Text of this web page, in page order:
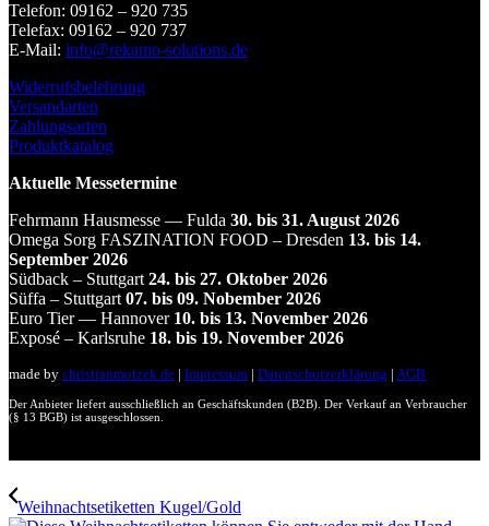
Telefon: 09162 – 920 735
Telefax: 09162 – 920 737
E‑Mail: info@rekamo-solutions.de
Widerrufsbelehrung
Versandarten
Zahlungsarten
Produktkatalog
Aktuelle Messetermine
Fehrmann Hausmesse — Fulda 30. bis 31. August 2026
Omega Sorg FASZINATION FOOD – Dresden 13. bis 14.
September 2026
Südback – Stuttgart 24. bis 27. Oktober 2026
Süffa – Stuttgart 07. bis 09. Nobember 2026
Euro Tier — Hannover 10. bis 13. November 2026
Exposé – Karlsruhe 18. bis 19. November 2026
made by christianmotzek.de | Impressum | Datenschutzerklärung | AGB
Der Anbieter liefert ausschließlich an Geschäftskunden (B2B). Der Verkauf an Verbraucher
(§ 13 BGB) ist ausgeschlossen.
Weihnachtsetiketten Kugel/Gold